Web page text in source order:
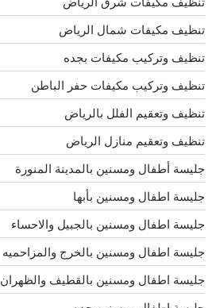
تنظيف مكيفات شمال الرياض
تنظيف وتركيب مكيفات بجده
تنظيف وتركيب مكيفات حفر الباطن
تنظيف وتعقيم الفلل بالرياض
تنظيف وتعقيم منازل الرياض
جليسة أطفال ومسنين بالمدينة المنورة
جليسة اطفال ومسنين بأبها
جليسة اطفال ومسنين بالجبيل والاحساء
جليسة اطفال ومسنين بالخرج والمزاحميه
جليسة اطفال ومسنين بالقطيف والظهران